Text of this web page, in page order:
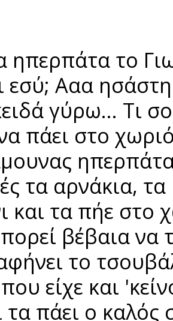
ηπερπάτα το
εσύ; Ααα
γύρω... Τι
πάει στο
τα αρνάκια,
και τα πήε
βέβαια
το
είχε και
τα πάει ο